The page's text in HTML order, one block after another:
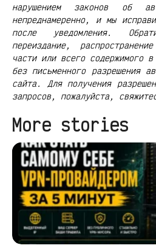
нарушением законов об
непреднамеренно, и мы
после уведомления.
переиздание,
части или всего содержимого
без письменного разрешения
сайта. Для получения
запросов, пожалуйста,
More stories